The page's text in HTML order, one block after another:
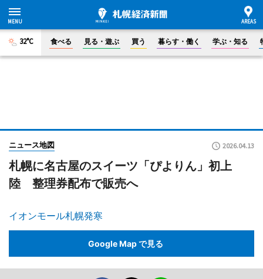
32°C 食べる 見る・遊ぶ 買う 暮らす・働く 学ぶ・知る
ニュース地図 2026.04.13
札幌に名古屋のスイーツ「ぴよりん」初上
陸 整理券配布で販売へ
イオンモール札幌発寒
Google Map で見る